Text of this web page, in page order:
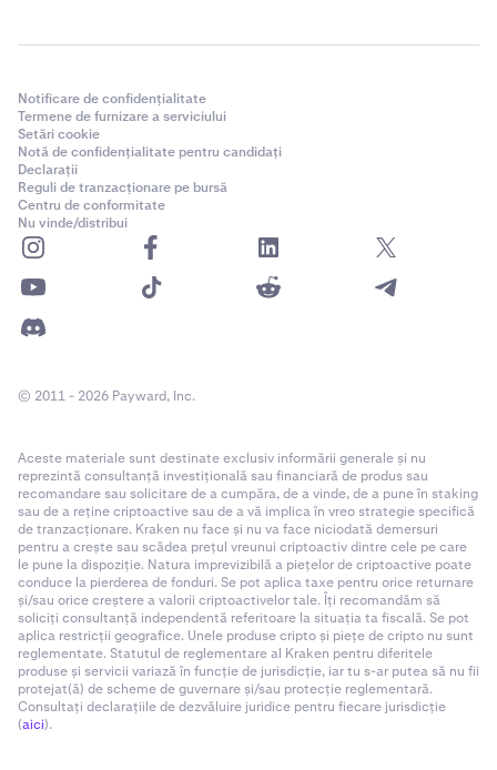
Notificare de confidențialitate
Termene de furnizare a serviciului
Setări cookie
Notă de confidențialitate pentru candidați
Declarații
Reguli de tranzacționare pe bursă
Centru de conformitate
Nu vinde/distribui
© 2011 - 2026 Payward, Inc.
Aceste materiale sunt destinate exclusiv informării generale și nu
reprezintă consultanță investițională sau financiară de produs sau
recomandare sau solicitare de a cumpăra, de a vinde, de a pune în staking
sau de a reține criptoactive sau de a vă implica în vreo strategie specifică
de tranzacționare. Kraken nu face și nu va face niciodată demersuri
pentru a crește sau scădea prețul vreunui criptoactiv dintre cele pe care
le pune la dispoziție. Natura imprevizibilă a piețelor de criptoactive poate
conduce la pierderea de fonduri. Se pot aplica taxe pentru orice returnare
și/sau orice creștere a valorii criptoactivelor tale. Îți recomandăm să
soliciți consultanță independentă referitoare la situația ta fiscală. Se pot
aplica restricții geografice. Unele produse cripto și piețe de cripto nu sunt
reglementate. Statutul de reglementare al Kraken pentru diferitele
produse și servicii variază în funcție de jurisdicție, iar tu s-ar putea să nu fii
protejat(ă) de scheme de guvernare și/sau protecție reglementară.
Consultați declarațiile de dezvăluire juridice pentru fiecare jurisdicție
(aici).